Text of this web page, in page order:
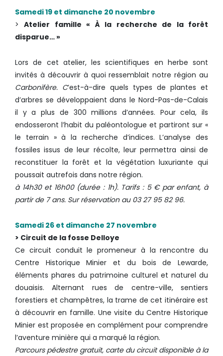
Samedi 19 et dimanche 20 novembre
>Atelier famille « À la recherche de la forêt
disparue… »
Lors de cet atelier, les scientifiques en herbe sont
invités à découvrir à quoi ressemblait notre région au
Carbonifère. C’est-à-dire quels types de plantes et
d’arbres se développaient dans le Nord-Pas-de-Calais
il y a plus de 300 millions d’années. Pour cela, ils
endosseront l’habit du paléontologue et partiront sur «
le terrain » à la recherche d’indices. L’analyse des
fossiles issus de leur récolte, leur permettra ainsi de
reconstituer la forêt et la végétation luxuriante qui
poussait autrefois dans notre région.
à 14h30 et 16h00 (durée : 1h). Tarifs : 5 € par enfant, à
partir de 7 ans. Sur réservation au 03 27 95 82 96.
Samedi 26 et dimanche 27 novembre
> Circuit de la fosse Delloye
Ce circuit conduit le promeneur à la rencontre du
Centre Historique Minier et du bois de Lewarde,
éléments phares du patrimoine culturel et naturel du
douaisis. Alternant rues de centre-ville, sentiers
forestiers et champêtres, la trame de cet itinéraire est
à découvrir en famille. Une visite du Centre Historique
Minier est proposée en complément pour comprendre
l’aventure minière qui a marqué la région.
Parcours pédestre gratuit, carte du circuit disponible à la